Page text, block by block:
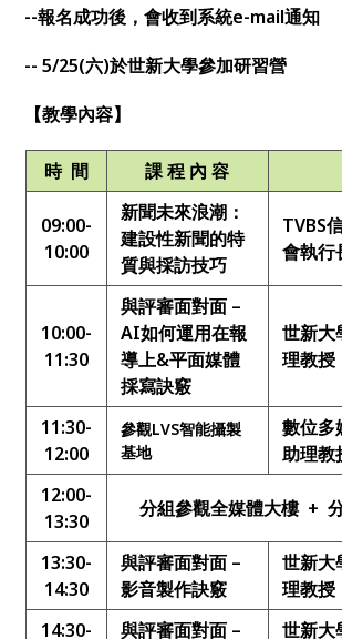
--報名成功後，會收到系統e-mail通知
-- 5/25(六)於世新大學參加研習營
【教學內容】
時 間 課 程 內 容
09:00-
10:00
新聞未來浪潮：
建設性新聞的特
質與採訪技巧
TVBS
會執行
10:00-
11:30
與評審面對面 –
AI如何運用在報
導上&平面媒體
採寫訣竅
世新大
理教授
11:30-
12:00
參觀LVS智能攝製
基地
數位多
助理教
12:00-
13:30
分組參觀全媒體大樓 +
13:30-
14:30
與評審面對面 –
影音製作訣竅
世新大
理教授
14:30-
與評審面對面 –
世新大